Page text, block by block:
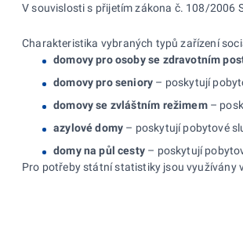
V souvislosti s přijetím zákona č. 108/2006
Charakteristika vybraných typů zařízení
domovy pro osoby se zdravotním
domovy pro seniory – poskytují
domovy se zvláštním režimem–
azylové domy – poskytují pobytové
domy na půl cesty– poskytují
Pro potřeby státní statistiky jsou